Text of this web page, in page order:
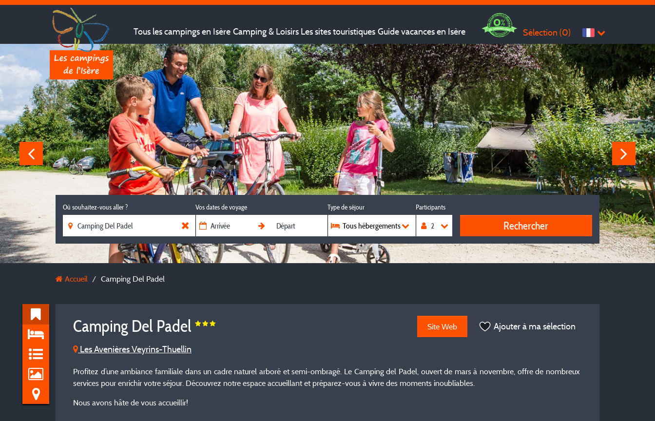
Tous les campings en Isère Camping & Loisirs Les sites touristiques Guide vacances en Isère Sélection (0)
Où souhaitez-vous aller ? Vos dates de voyage Type de séjour
Tous hébergements
Participants
Rechercher
Accueil Camping Del Padel
Camping Del Padel
Les Avenières Veyrins-Thuellin
Site Web Ajouter à ma sélection
Profitez d’une ambiance familiale dans un cadre naturel arboré et semi-ombragé. Le Camping del Padel, ouvert de mars à novembre, offre de nombreux
services pour enrichir votre séjour. Découvrez notre espace accueillant et préparez-vous à vivre des moments inoubliables.
Nous avons hâte de vous accueillir!